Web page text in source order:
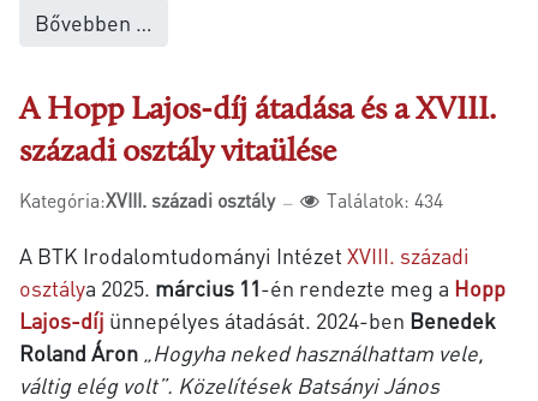
Bővebben …
A Hopp Lajos-díj átadása és a XVIII.
századi osztály vitaülése
Kategória:XVIII. századi osztály Találatok: 434
A BTK Irodalomtudományi Intézet XVIII. századi
osztálya 2025. március 11-én rendezte meg a Hopp
Lajos-díj ünnepélyes átadását. 2024-ben Benedek
Roland Áron „Hogyha neked használhattam vele,
váltig elég volt”. Közelítések Batsányi János